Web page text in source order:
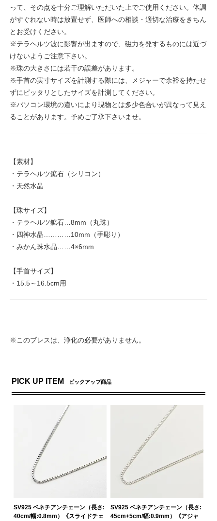
って、その点を十分ご理解いただいた上でご使用ください。体調
がすぐれない時は放置せず、医師への相談・適切な治療をきちん
とお受けください。
※テラヘルツ波に影響が出ますので、磁力を発するものには近づ
けないようご注意下さい。
※珠の大きさには若干の誤差があります。
※手首の実寸サイズを計測する際には、メジャーで余裕を持たせ
ずにピッタリとしたサイズを計測してください。
※パソコン環境の違いにより現物とは多少色合いが異なって見え
ることがあります。予めご了承下さいませ。
【素材】
・テラヘルツ鉱石（シリコン）
・天然水晶
【珠サイズ】
・テラヘルツ鉱石…8mm（丸珠）
・四神水晶…………10mm（手彫り）
・みかん珠水晶……4×6mm
【手首サイズ】
・15.5～16.5cm用
※このブレスは、浄化の必要がありません。
PICK UP ITEM ピックアップ商品
SV925 ベネチアンチェーン（長さ:
40cm/幅:0.8mm）《スライドチェ
SV925 ベネチアンチェーン（長さ:
45cm+5cm/幅:0.9mm）《アジャ